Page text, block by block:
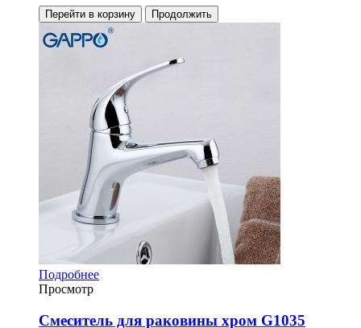
Перейти в корзину Продолжить
Подробнее
Просмотр
Смеситель для раковины хром G1035